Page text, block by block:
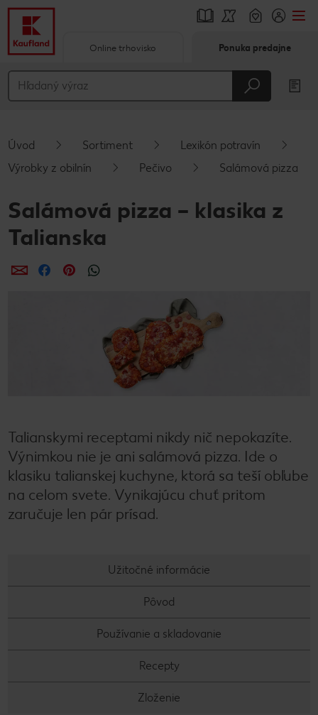
Hlavný obsah
Vyskakovací bočný panel
Online trhovisko Ponuka predajne
Úvod Sortiment
Lexikón potravín
Výrobky z obilnín
Pečivo Salámová pizza
Salámová pizza – klasika z
Talianska
ZdieľaťZdieľaťZdieľať
Talianskymi receptami nikdy nič nepokazíte.
Výnimkou nie je ani salámová pizza. Ide o
klasiku talianskej kuchyne, ktorá sa teší obľube
na celom svete. Vynikajúcu chuť pritom
zaručuje len pár prísad.
Užitočné informácie
Pôvod
Používanie a skladovanie
Recepty
Zloženie